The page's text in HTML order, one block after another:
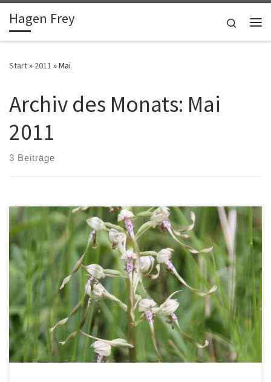
Zum Inhalt springen
Hagen Frey
Search
Start» 2011 »Mai
Archiv des Monats: Mai
2011
3 Beiträge